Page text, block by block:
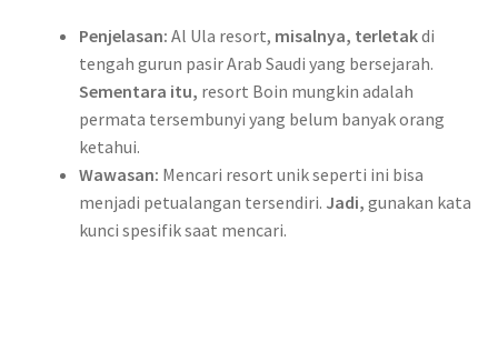
Penjelasan: Al Ula resort, misalnya, terletakdi
tengah gurun pasir Arab Saudi yang bersejarah.
Sementara itu, resort Boin mungkin adalah
permata tersembunyi yang belum banyak orang
ketahui.
Wawasan: Mencari resort unik seperti ini bisa
menjadi petualangan tersendiri. Jadi, gunakan kata
kunci spesifik saat mencari.